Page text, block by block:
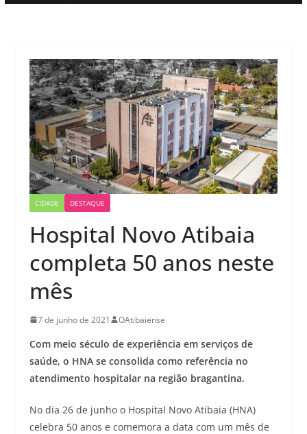
CIDADE DESTAQUE
Hospital Novo Atibaia
completa 50 anos neste
mês
7 de junho de 2021 OAtibaiense
Com meio século de experiência em serviços de
saúde, o HNA se consolida como referência no
atendimento hospitalar na região bragantina.
No dia 26 de junho o Hospital Novo Atibaia (HNA)
celebra 50 anos e comemora a data com um mês de